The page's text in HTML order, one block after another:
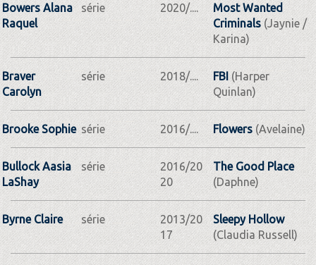
Bowers Alana
Raquel
série 2020/....
Most Wanted
Criminals(Jaynie /
Karina)
Braver
Carolyn
série 2018/.... FBI (Harper
Quinlan)
Brooke Sophie série 2016/.... Flowers(Avelaine)
Bullock Aasia
LaShay
série
2016/20
20
The Good Place
(Daphne)
Byrne Claire série
2013/20
17
Sleepy Hollow
(Claudia Russell)